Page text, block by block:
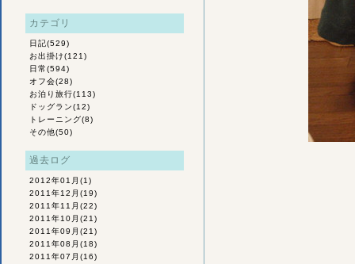
カテゴリ
日記(529)
お出掛け(121)
日常(594)
オフ会(28)
お泊り旅行(113)
ドッグラン(12)
トレーニング(8)
その他(50)
過去ログ
2012年01月 (1)
2011年12月 (19)
2011年11月 (22)
2011年10月 (21)
2011年09月 (21)
2011年08月 (18)
2011年07月 (16)